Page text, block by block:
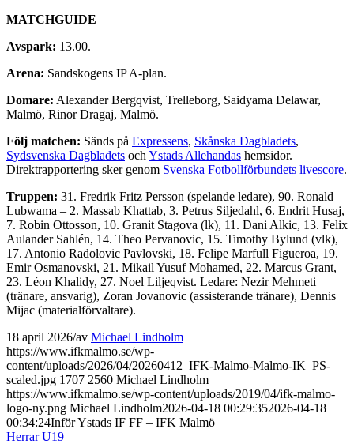
MATCHGUIDE
Avspark: 13.00.
Arena: Sandskogens IP A-plan.
Domare: Alexander Bergqvist, Trelleborg, Saidyama Delawar,
Malmö, Rinor Dragaj, Malmö.
Följ matchen: Sänds på Expressens, Skånska Dagbladets,
Sydsvenska Dagbladets och Ystads Allehandas hemsidor.
Direktrapportering sker genom Svenska Fotbollförbundets livescore.
Truppen: 31. Fredrik Fritz Persson (spelande ledare), 90. Ronald
Lubwama – 2. Massab Khattab, 3. Petrus Siljedahl, 6. Endrit Husaj,
7. Robin Ottosson, 10. Granit Stagova (lk), 11. Dani Alkic, 13. Felix
Aulander Sahlén, 14. Theo Pervanovic, 15. Timothy Bylund (vlk),
17. Antonio Radolovic Pavlovski, 18. Felipe Marfull Figueroa, 19.
Emir Osmanovski, 21. Mikail Yusuf Mohamed, 22. Marcus Grant,
23. Léon Khalidy, 27. Noel Liljeqvist. Ledare: Nezir Mehmeti
(tränare, ansvarig), Zoran Jovanovic (assisterande tränare), Dennis
Mijac (materialförvaltare).
18 april 2026/av Michael Lindholm
https://www.ifkmalmo.se/wp-
content/uploads/2026/04/20260412_IFK-Malmo-Malmo-IK_PS-
scaled.jpg 1707 2560 Michael Lindholm
https://www.ifkmalmo.se/wp-content/uploads/2019/04/ifk-malmo-
logo-ny.png Michael Lindholm2026-04-18 00:29:352026-04-18
00:34:24Inför Ystads IF FF – IFK Malmö
Herrar U19